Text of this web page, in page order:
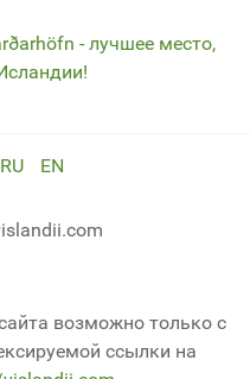
- лучшее место,
RU EN
возможно только с
ссылки на